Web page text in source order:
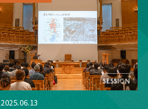
2025.06.13